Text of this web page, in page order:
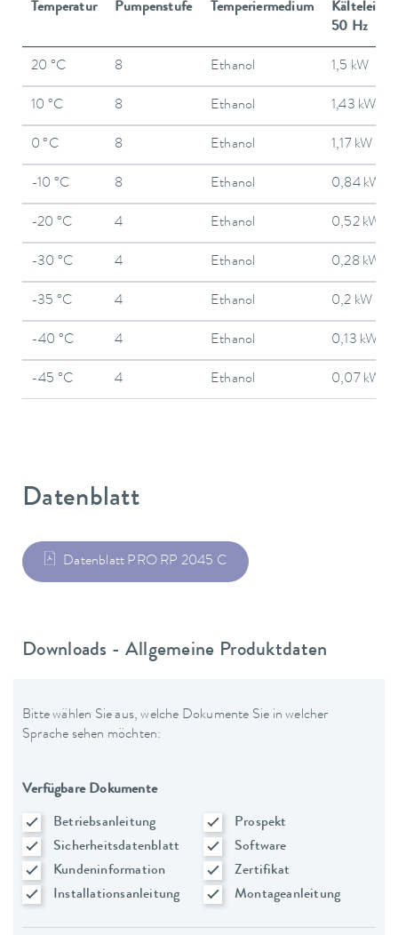
Temperatur Pumpenstufe Temperiermedium
50 Hz
20 °C 8 Ethanol 1,5 kW
10 °C 8 Ethanol 1,43 kW
0 °C 8 Ethanol 1,17 kW
-10 °C 8 Ethanol 0,84 kW
-20 °C 4 Ethanol 0,52 kW
-30 °C 4 Ethanol 0,28 kW
-35 °C 4 Ethanol 0,2 kW
-40 °C 4 Ethanol 0,13 kW
-45 °C 4 Ethanol 0,07 kW
Datenblatt
Datenblatt PRO RP 2045 C
Downloads - Allgemeine Produktdaten
Bitte wählen Sie aus, welche Dokumente Sie in welcher
Sprache sehen möchten:
Verfügbare Dokumente
Betriebsanleitung
Prospekt
Sicherheitsdatenblatt
Software
Kundeninformation
Zertifikat
Installationsanleitung
Montageanleitung